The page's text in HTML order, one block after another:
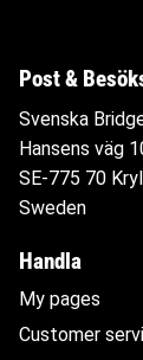
Post &
Svenska
Hansens väg
SE-775 70
Sweden
Handla
My pages
Customer